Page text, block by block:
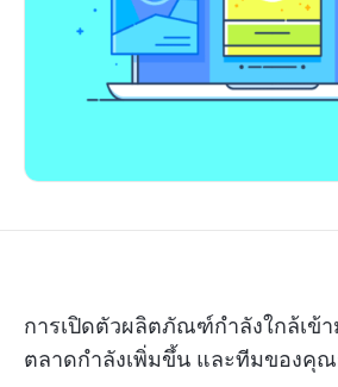
การเปิดตัวผลิตภัณฑ์กำลังใกล้เข้า
ตลาดกำลังเพิ่มขึ้น และทีมของคุ